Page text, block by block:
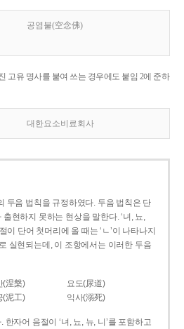
공염불(空念佛)
고유 명사를 붙여 쓰는 경우에도 붙임 2에 준하
대한요소비료회사
두음 법칙을 규정하였다. 두음 법칙은 단
현하지 못하는 현상을 말한다. ‘녀, 뇨,
이 단어 첫머리에 올 때는 ‘ㄴ’이 나타나지
실현되는데, 이 조항에서는 이러한 두음
(涅槃)
요도(尿道)
(泥工) 익사(溺死)
자어 음절이 ‘녀, 뇨, 뉴, 니’를 포함하고